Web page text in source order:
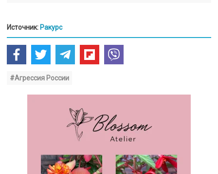
Источник: Ракурс
#Агрессия России